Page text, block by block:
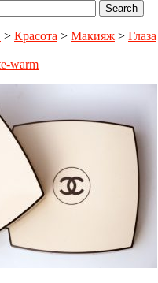
> Красота > Макияж > Глаза
warm